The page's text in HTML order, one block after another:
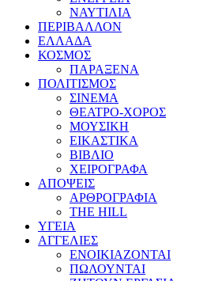
ΝΑΥΤΙΛΙΑ
ΠΕΡΙΒΑΛΛΟΝ
ΕΛΛΑΔΑ
ΚΟΣΜΟΣ
ΠΑΡΑΞΕΝΑ
ΠΟΛΙΤΙΣΜΟΣ
ΣΙΝΕΜΑ
ΘΕΑΤΡΟ-ΧΟΡΟΣ
ΜΟΥΣΙΚΗ
ΕΙΚΑΣΤΙΚΑ
ΒΙΒΛΙΟ
ΧΕΙΡΟΓΡΑΦΑ
ΑΠΟΨΕΙΣ
ΑΡΘΡΟΓΡΑΦΙΑ
THE HILL
ΥΓΕΙΑ
ΑΓΓΕΛΙΕΣ
ΕΝΟΙΚΙΑΖΟΝΤΑΙ
ΠΩΛΟΥΝΤΑΙ